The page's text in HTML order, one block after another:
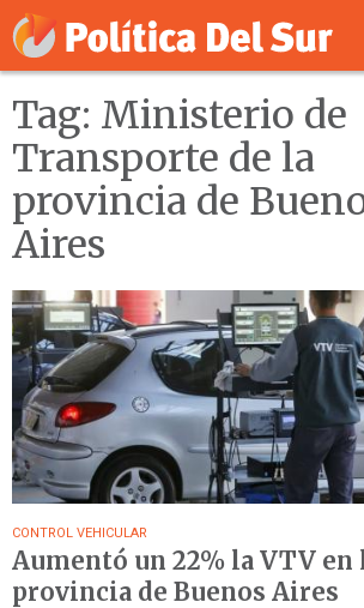
Tag: Ministerio de
Transporte de la
provincia de
Aires
CONTROL VEHICULAR
Aumentó un 22% la VTV en
provincia de Buenos Aires